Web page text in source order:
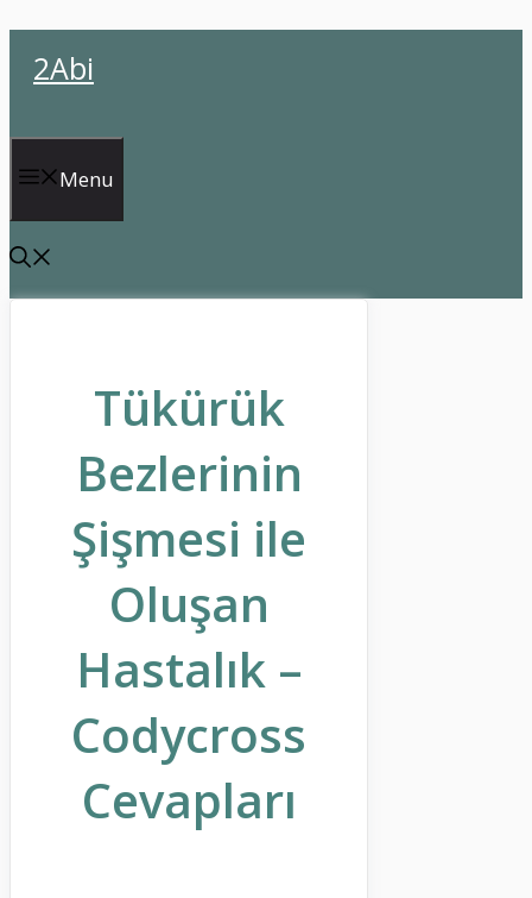
atla2Abi
Menu
Tükürük
Bezlerinin
Şişmesi ile
Oluşan
Hastalık –
Codycross
Cevapları